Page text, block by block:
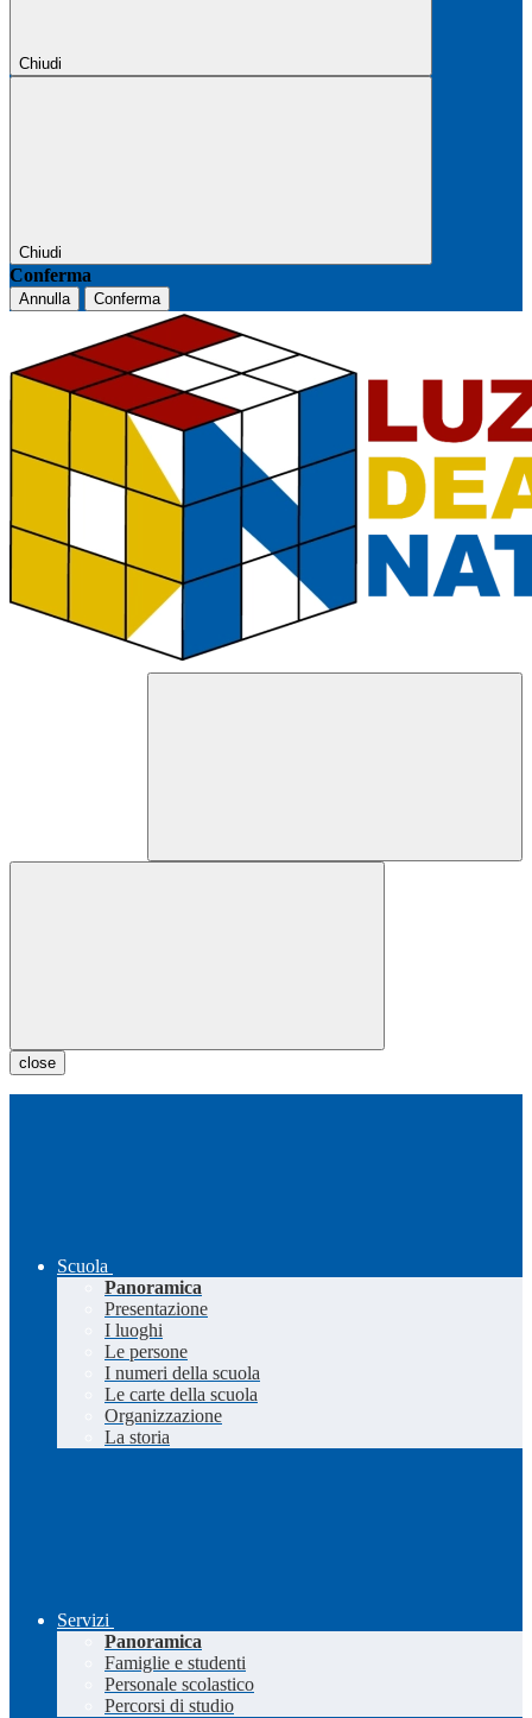
Chiudi
Chiudi
Conferma
Annulla Conferma
close
Scuola
Panoramica
Presentazione
I luoghi
Le persone
I numeri della scuola
Le carte della scuola
Organizzazione
La storia
Servizi
Panoramica
Famiglie e studenti
Personale scolastico
Percorsi di studio